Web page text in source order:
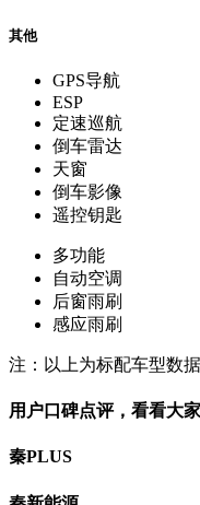
其他
GPS导航
ESP
定速巡航
倒车雷达
天窗
倒车影像
遥控钥匙
多功能
自动空调
后窗雨刷
感应雨刷
注：以上为标配车型数
用户口碑点评，看看大
秦PLUS